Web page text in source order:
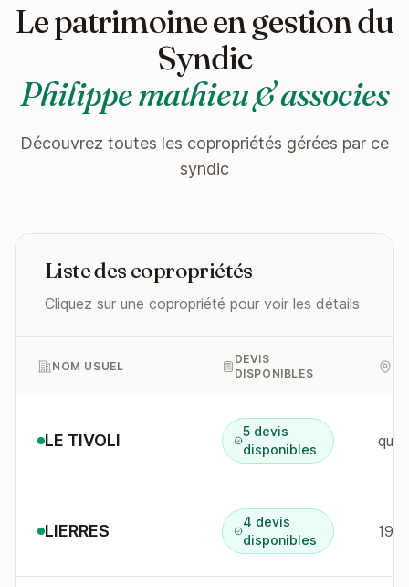
Le patrimoine en gestion du
Syndic
Philippe mathieu & associes
Découvrez toutes les copropriétés gérées par ce
syndic
Liste des copropriétés
Cliquez sur une copropriété pour voir les détails
NOM USUEL
DEVIS
DISPONIBLES
LE TIVOLI
5 devis
disponibles
LIERRES
4 devis
disponibles